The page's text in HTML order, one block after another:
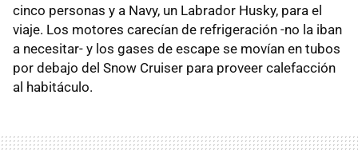
cinco personas y a Navy, un Labrador Husky, para el
viaje. Los motores carecían de refrigeración -no la iban
a necesitar- y los gases de escape se movían en tubos
por debajo del Snow Cruiser para proveer calefacción
al habitáculo.